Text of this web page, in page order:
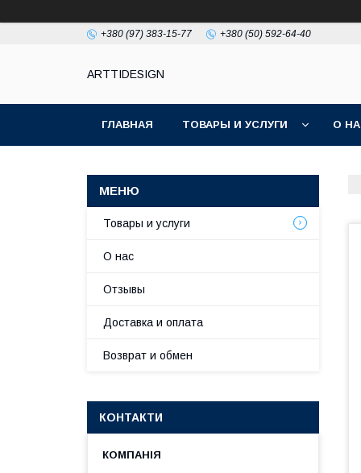
+380 (97) 383-15-77 +380 (50) 592-64-40
ARTTIDESIGN
ГЛАВНАЯ ТОВАРЫ И УСЛУГИ О
Товары и услуги
О нас
Отзывы
Доставка и оплата
Возврат и обмен
КОНТАКТИ